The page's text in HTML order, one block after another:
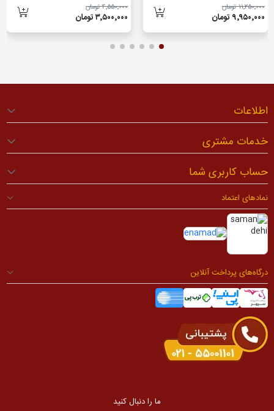
۱۱٬۲۵۰٬۰۰۰ تومان
۹٬۹۵۰٬۰۰۰ تومان
۴٬۵۵۰٬۰۰۰ تومان
۳٬۵۰۰٬۰۰۰ تومان
اطلاعات
خدمات مشتری
حساب کاربری شما
نمادهای اعتماد
درگاه‌های پرداخت آنلاین
ما را دنبال کنید